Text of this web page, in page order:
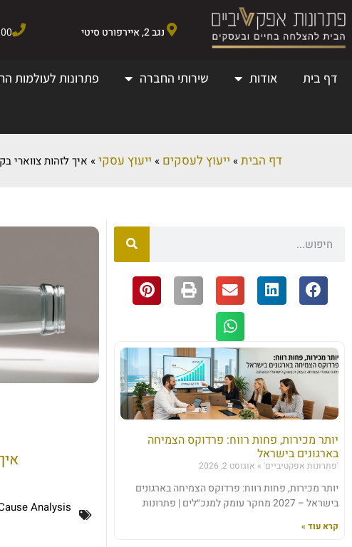
נגב 2, איירפורט סיטי
דף בית אודות שירותי החברה פתרונות לעולמות
דף הבית» ייעוץ לעסקים » ייעוץ עסקי» איך לזהות צווארי
יותר מכירות, פחות רווח: פרדוקס הצמיחה
בארגונים בישראל
'פתרונות אפקטיביים' אוגוסט 2, 2026
יותר מכירות, פחות רווח: פרדוקס הצמיחה בארגונים
בישראל – 2027 מחקר עומק למנכ״לים | פתרונות
קרא עוד »
Analysis